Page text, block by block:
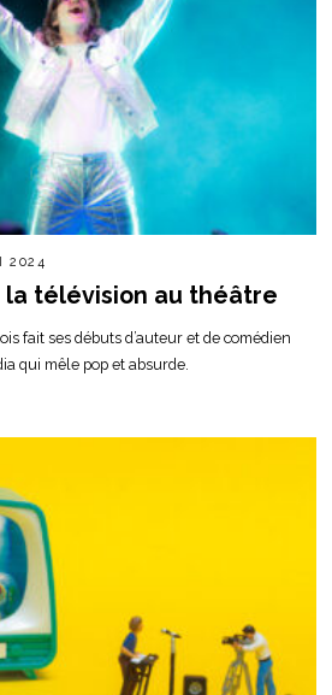
2024
la télévision au théâtre
fait ses débuts d’auteur et de comédien
qui mêle pop et absurde.